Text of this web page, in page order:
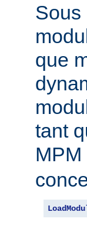
Sous
que
tant